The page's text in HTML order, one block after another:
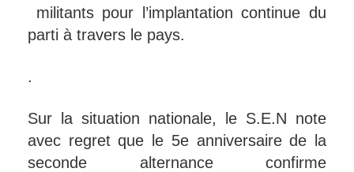
militants pour l’implantation continue du
parti à travers le pays.
.
Sur la situation nationale, le S.E.N note
avec regret que le 5e anniversaire de la
seconde alternance confirme